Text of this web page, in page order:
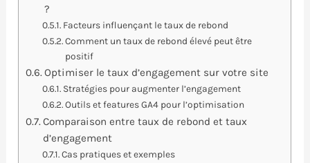
?
Facteurs influençant le taux de rebond
Comment un taux de rebond élevé peut être
positif
Optimiser le taux d’engagement sur votre site
Stratégies pour augmenter l’engagement
Outils et features GA4 pour l’optimisation
Comparaison entre taux de rebond et taux
d’engagement
Cas pratiques et exemples